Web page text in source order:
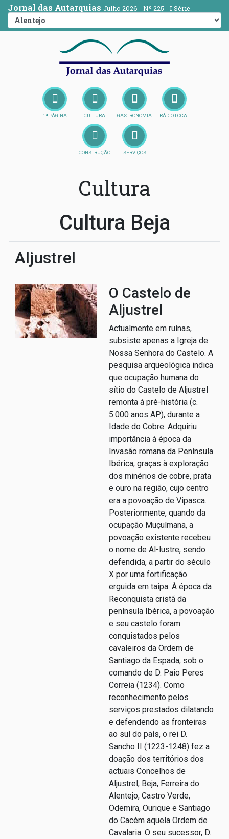
Jornal das Autarquias Julho 2026 - Nº 225 - I Série
1ª PÁGINA CULTURA GASTRONOMIA RÁDIO LOCAL
CONSTRUÇÃO SERVIÇOS
Cultura
Cultura Beja
Aljustrel
O Castelo de
Aljustrel
Actualmente em ruínas,
subsiste apenas a Igreja de
Nossa Senhora do Castelo. A
pesquisa arqueológica indica
que ocupação humana do
sítio do Castelo de Aljustrel
remonta à pré-história (c.
5.000 anos AP), durante a
Idade do Cobre. Adquiriu
importância à época da
Invasão romana da Península
Ibérica, graças à exploração
dos minérios de cobre, prata
e ouro na região, cujo centro
era a povoação de Vipasca.
Posteriormente, quando da
ocupação Muçulmana, a
povoação existente recebeu
o nome de Al-lustre, sendo
defendida, a partir do século
X por uma fortificação
erguida em taipa. À época da
Reconquista cristã da
península Ibérica, a povoação
e seu castelo foram
conquistados pelos
cavaleiros da Ordem de
Santiago da Espada, sob o
comando de D. Paio Peres
Correia (1234). Como
reconhecimento pelos
serviços prestados dilatando
e defendendo as fronteiras
ao sul do país, o rei D.
Sancho II (1223-1248) fez a
doação dos territórios dos
actuais Concelhos de
Aljustrel, Beja, Ferreira do
Alentejo, Castro Verde,
Odemira, Ourique e Santiago
do Cacém aquela Ordem de
Cavalaria. O seu sucessor, D.